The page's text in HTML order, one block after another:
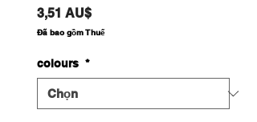
3,51 AU$Giá
Đã bao gồm Thuế
colours *